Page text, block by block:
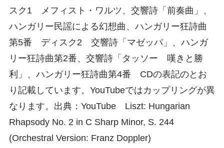
スク1 メフィスト・ワルツ、交響詩「前奏曲」、
ハンガリー民謡による幻想曲、ハンガリー狂詩曲
第5番 ディスク2 交響詩「マゼッパ」、ハンガ
リー狂詩曲第2番、交響詩「タッソー 嘆きと勝
利」、ハンガリー狂詩曲第4番 CDの表記のとお
り記載しています。YouTubeではカップリングが異
なります。出典：YouTube Liszt: Hungarian
Rhapsody No. 2 in C Sharp Minor, S. 244
(Orchestral Version: Franz Doppler)